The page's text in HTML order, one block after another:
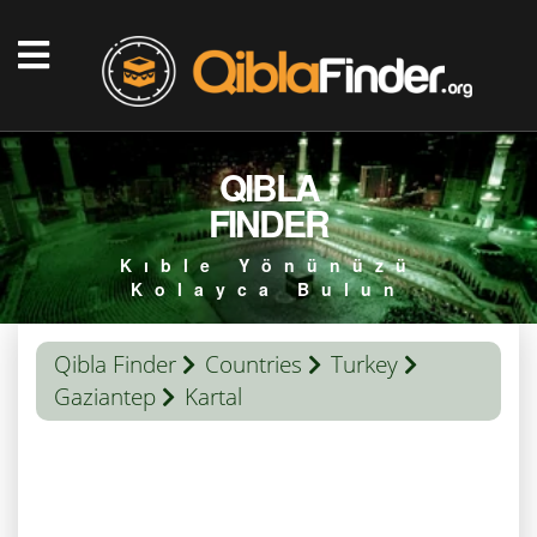
QIBLA
FINDER
Kıble Yönünüzü
Kolayca Bulun
Qibla Finder Countries
Turkey
Gaziantep
Kartal